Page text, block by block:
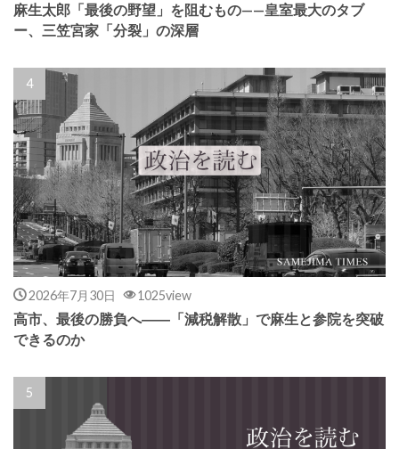
麻生太郎「最後の野望」を阻むもの——皇室最大のタブ
ー、三笠宮家「分裂」の深層
2026年7月30日 1025view
高市、最後の勝負へ――「減税解散」で麻生と参院を突破
できるのか